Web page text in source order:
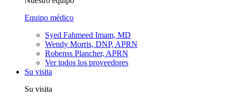
Equipo médico
Syed Fahmeed Imam, MD
Wendy Morris, DNP, APRN
Robenss Plancher, APRN
Ver todos los proveedores
Su visita
Su visita